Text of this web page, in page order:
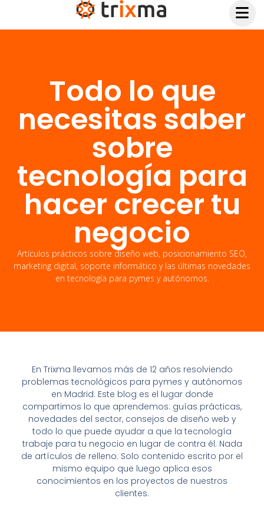
Todo lo que
necesitas saber
sobre
tecnología para
hacer crecer tu
negocio
Artículos prácticos sobre diseño web, posicionamiento SEO,
marketing digital, soporte informático y las últimas novedades
en tecnología para pymes y autónomos.
En Trixma llevamos más de 12 años resolviendo
problemas tecnológicos para pymes y autónomos
en Madrid. Este blog es el lugar donde
compartimos lo que aprendemos: guías prácticas,
novedades del sector, consejos de diseño web y
todo lo que puede ayudar a que la tecnología
trabaje para tu negocio en lugar de contra él. Nada
de artículos de relleno. Solo contenido escrito por el
mismo equipo que luego aplica esos
conocimientos en los proyectos de nuestros
clientes.